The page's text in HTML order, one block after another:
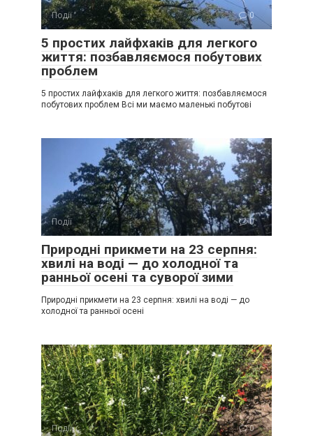
Події 0
5 простих лайфхаків для легкого
життя: позбавляємося побутових
проблем
5 простих лайфхаків для легкого життя: позбавляємося
побутових проблем Всі ми маємо маленькі побутові
Події 0
Природні прикмети на 23 серпня:
хвилі на воді — до холодної та
ранньої осені та суворої зими
Природні прикмети на 23 серпня: хвилі на воді — до
холодної та ранньої осені
Події 0